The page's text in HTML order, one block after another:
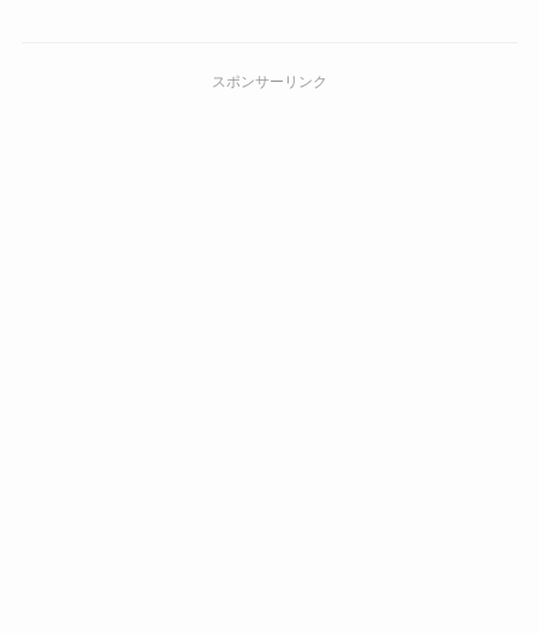
スポンサーリンク